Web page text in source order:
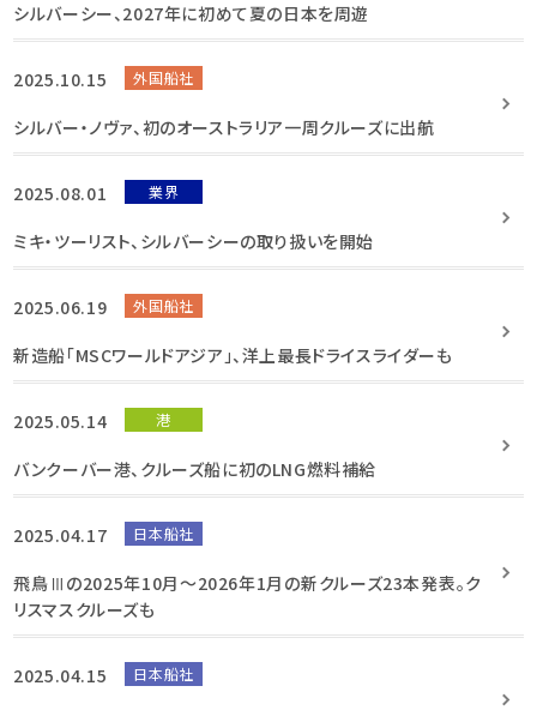
シルバーシー、2027年に初めて夏の日本を周遊
2025.10.15 外国船社
シルバー・ノヴァ、初のオーストラリア一周クルーズに出航
2025.08.01 業界
ミキ・ツーリスト、シルバーシーの取り扱いを開始
2025.06.19 外国船社
新造船「MSCワールドアジア」、洋上最長ドライスライダーも
2025.05.14 港
バンクーバー港、クルーズ船に初のLNG燃料補給
2025.04.17 日本船社
飛鳥Ⅲの2025年10月～2026年1月の新クルーズ23本発表。ク
リスマスクルーズも
2025.04.15 日本船社